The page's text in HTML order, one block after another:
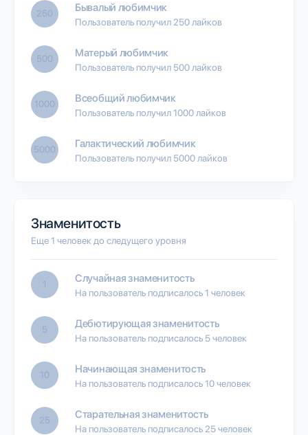
250 Бывалый любимчик
Пользователь получил 250 лайков
500 Матерый любимчик
Пользователь получил 500 лайков
1000 Всеобщий любимчик
Пользователь получил 1000 лайков
5000 Галактический любимчик
Пользователь получил 5000 лайков
Знаменитость
Еще 1 человек до следущего уровня
1 Случайная знаменитость
На пользователь подписалось 1 человек
5 Дебютирующая знаменитость
На пользователь подписалось 5 человек
10 Начинающая знаменитость
На пользователь подписалось 10 человек
25 Старательная знаменитость
На пользователь подписалось 25 человек